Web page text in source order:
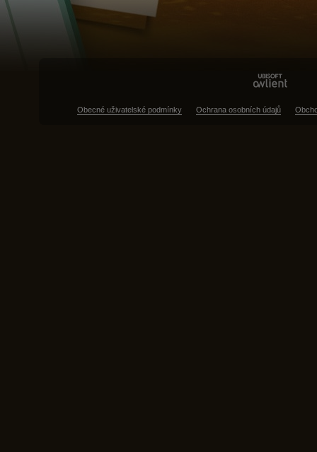
Obecné uživatelské podmínky Ochrana osobních údajů